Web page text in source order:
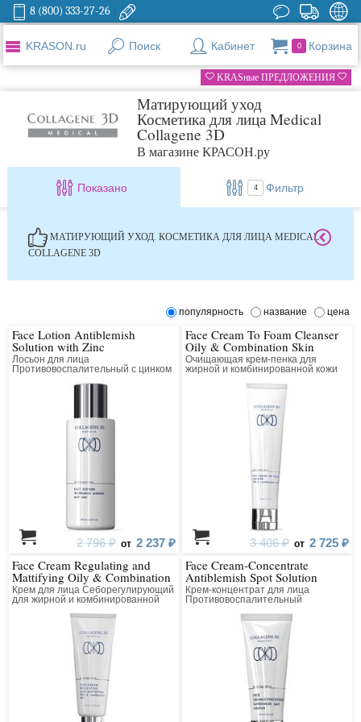
8 (800) 333-27-26
KRASON.ru Поиск Кабинет 0 Корзина
KRASные ПРЕДЛОЖЕНИЯ
Матирующий уход
Косметика для лица Medical
Collagene 3D
В магазине КРАСОН.ру
Показано 4 Фильтр
МАТИРУЮЩИЙ УХОД. КОСМЕТИКА ДЛЯ ЛИЦА MEDICAL
COLLAGENE 3D
популярность название цена
Face Lotion Antiblemish
Solution with Zinc
Лосьон для лица
Противовоспалительный с цинком
2 796 ₽ от 2 237 ₽
Face Cream To Foam Cleanser
Oily & Combination Skin
Очищающая крем-пенка для
жирной и комбинированной кожи
3 406 ₽ от 2 725 ₽
Face Cream Regulating and
Mattifying Oily & Combination
Skin
Крем для лица Себорегулирующий
для жирной и комбинированной
Face Cream-Concentrate
Antiblemish Spot Solution
Крем-концентрат для лица
Противовоспалительный